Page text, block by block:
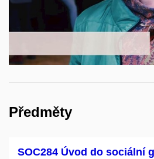
Předměty
SOC284 Úvod do sociální